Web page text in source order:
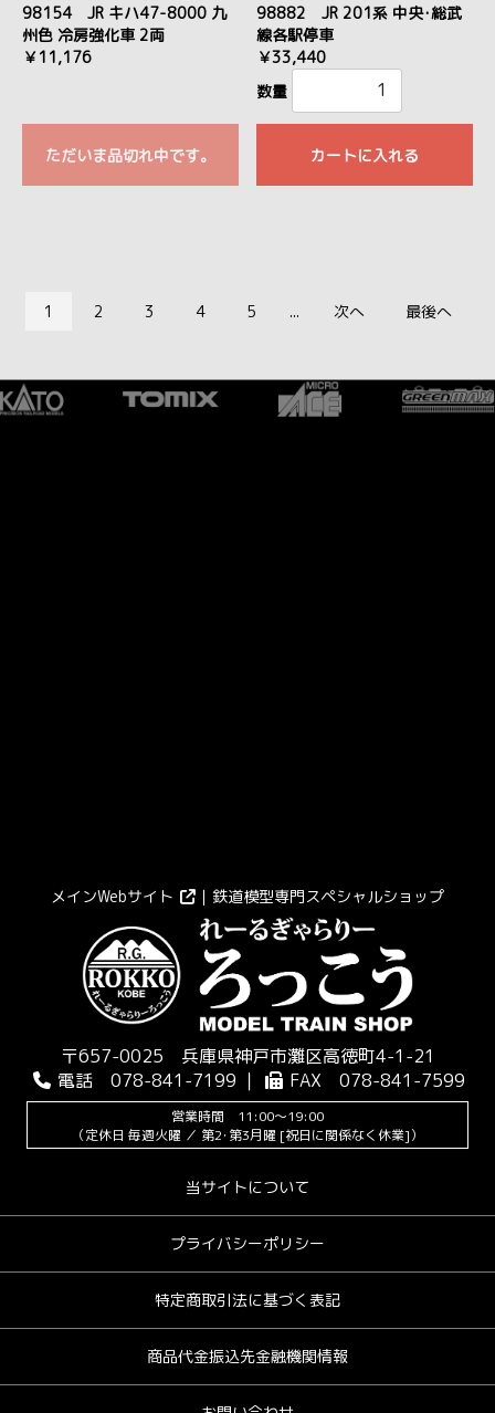
98154 JR キハ47-8000 九
州色 冷房強化車 2両
￥11,176
ただいま品切れ中です。
98882 JR 201系 中央･総武
線各駅停車
￥33,440
数量
カートに入れる
1 2 3 4 5 ... 次へ 最後へ
メインWebサイト ｜鉄道模型専門スペシャルショップ
〒657-0025 兵庫県神戸市灘区高徳町4-1-21
電話 078-841-7199 ｜
FAX 078-841-7599
営業時間 11:00～19:00
（定休日 毎週火曜 ／ 第2･第3月曜 [祝日に関係なく休業]）
当サイトについて
プライバシーポリシー
特定商取引法に基づく表記
商品代金振込先金融機関情報